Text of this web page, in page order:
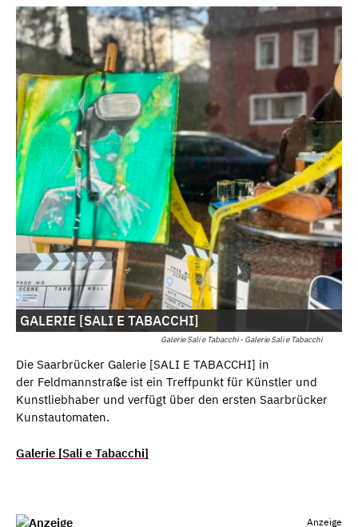
Galerie Sali e Tabacchi - Galerie Sali e Tabacchi
GALERIE [SALI E TABACCHI]
Die Saarbrücker Galerie [SALI E TABACCHI] in
der Feldmannstraße ist ein Treffpunkt für Künstler und
Kunstliebhaber und verfügt über den ersten Saarbrücker
Kunstautomaten.
Galerie [Sali e Tabacchi]
Anzeige